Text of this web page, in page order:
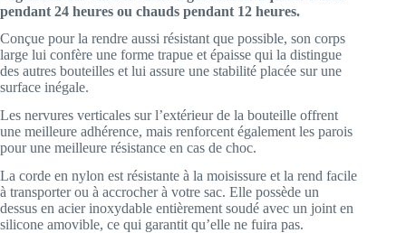
pendant 24 heures ou chauds pendant 12 heures.
Conçue pour la rendre aussi résistant que possible, son corps
large lui confère une forme trapue et épaisse qui la distingue
des autres bouteilles et lui assure une stabilité placée sur une
surface inégale.
Les nervures verticales sur l’extérieur de la bouteille offrent
une meilleure adhérence, mais renforcent également les parois
pour une meilleure résistance en cas de choc.
La corde en nylon est résistante à la moisissure et la rend facile
à transporter ou à accrocher à votre sac. Elle possède un
dessus en acier inoxydable entièrement soudé avec un joint en
silicone amovible, ce qui garantit qu’elle ne fuira pas.